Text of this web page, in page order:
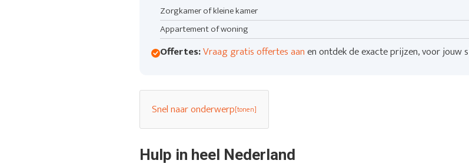
Zorgkamer of kleine kamer
Appartement of woning
Offertes:Vraag gratis offertes aanen ontdek de exacte prijzen, voor jouw
Snel naar onderwerp
Hulp in heel Nederland